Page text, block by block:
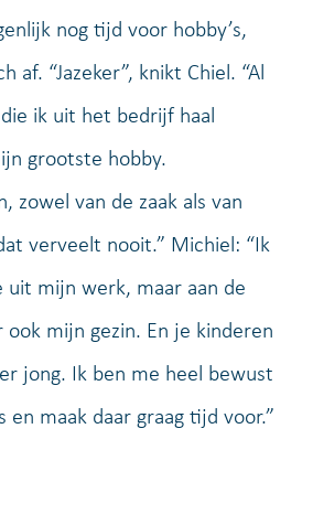
nog tijd voor hobby’s,
af. “Jazeker”, knikt Chiel. “Al
ik uit het bedrijf haal
grootste hobby.
zowel van de zaak als van
verveelt nooit.” Michiel: “Ik
uit mijn werk, maar aan de
ook mijn gezin. En je kinderen
jong. Ik ben me heel bewust
maak daar graag tijd voor.”